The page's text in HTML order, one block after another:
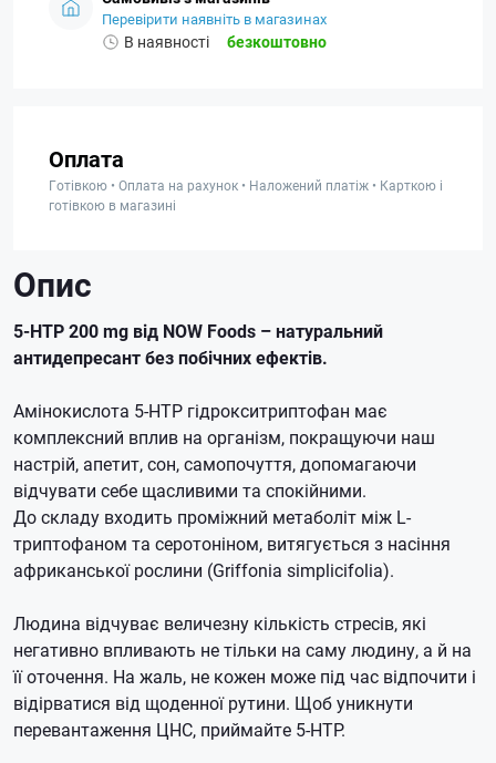
Перевірити наявніть в магазинах
В наявності безкоштовно
Оплата
Готівкою • Оплата на рахунок • Наложений платіж • Карткою і
готівкою в магазині
Опис
5-HTP 200 mg від NOW Foods – натуральний
антидепресант без побічних ефектів.
Амінокислота 5-HTP гідрокситриптофан має
комплексний вплив на організм, покращуючи наш
настрій, апетит, сон, самопочуття, допомагаючи
відчувати себе щасливими та спокійними.
До складу входить проміжний метаболіт між L-
триптофаном та серотоніном, витягується з насіння
африканської рослини (Griffonia simplicifolia).
Людина відчуває величезну кількість стресів, які
негативно впливають не тільки на саму людину, а й на
її оточення. На жаль, не кожен може під час відпочити і
відірватися від щоденної рутини. Щоб уникнути
перевантаження ЦНС, приймайте 5-HTP.